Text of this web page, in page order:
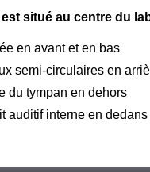
situé au centre du
en avant et en bas
semi-circulaires en
du tympan en dehors
auditif interne en dedans